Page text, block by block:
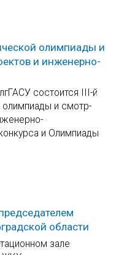
олимпиады и
и инженерно-
состоится III-й
олимпиады и смотр-
и Олимпиады
области
зале